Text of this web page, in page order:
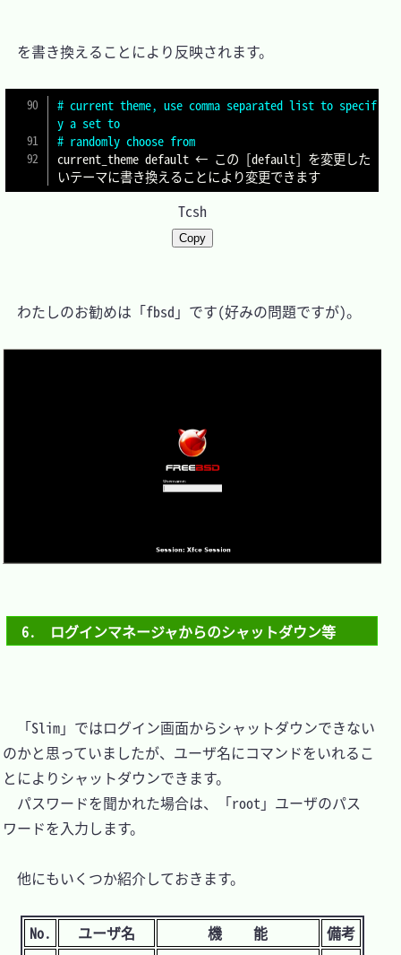
を書き換えることにより反映されます。
# current theme, use comma separated list to specif
y a set to
# randomly choose from
current_theme default ← この [default] を変更した
いテーマに書き換えることにより変更できます
Tcsh
Copy
わたしのお勧めは「fbsd」です(好みの問題ですが)。
6.　ログインマネージャからのシャットダウン等
「Slim」ではログイン画面からシャットダウンできない
のかと思っていましたが、ユーザ名にコマンドをいれるこ
とによりシャットダウンできます。
パスワードを聞かれた場合は、「root」ユーザのパス
ワードを入力します。
他にもいくつか紹介しておきます。
No. ユーザ名 機能
備考